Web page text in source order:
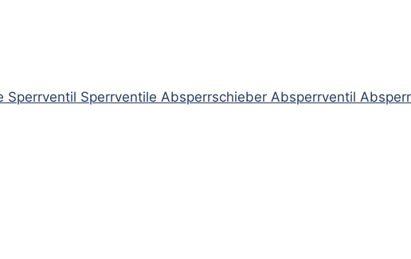
Sperrventil Sperrventile Absperrschieber Absperrventil